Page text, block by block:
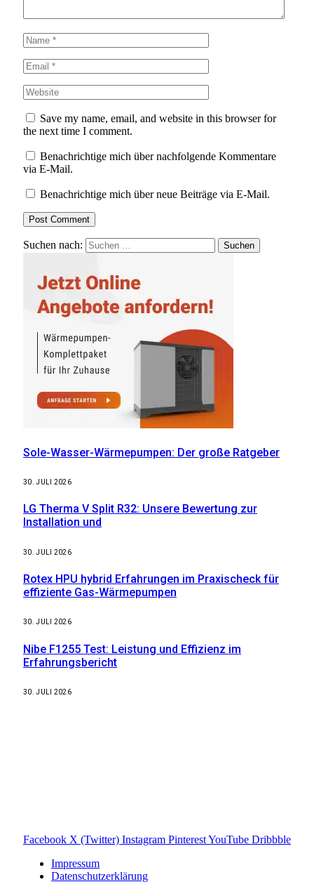
Save my name, email, and website in this browser for
the next time I comment.
Benachrichtige mich über nachfolgende Kommentare
via E-Mail.
Benachrichtige mich über neue Beiträge via E-Mail.
Suchen nach:
Sole-Wasser-Wärmepumpen: Der große Ratgeber
30. JULI 2026
LG Therma V Split R32: Unsere Bewertung zur
Installation und
30. JULI 2026
Rotex HPU hybrid Erfahrungen im Praxischeck für
effiziente Gas-Wärmepumpen
30. JULI 2026
Nibe F1255 Test: Leistung und Effizienz im
Erfahrungsbericht
30. JULI 2026
Facebook X (Twitter) Instagram PinterestYouTube Dribbble
Impressum
Datenschutzerklärung